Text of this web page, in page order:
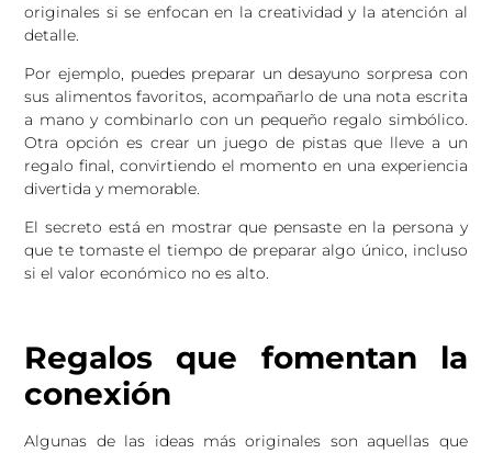
originales si se enfocan en la creatividad y la atención al
detalle.
Por ejemplo, puedes preparar un desayuno sorpresa con
sus alimentos favoritos, acompañarlo de una nota escrita
a mano y combinarlo con un pequeño regalo simbólico.
Otra opción es crear un juego de pistas que lleve a un
regalo final, convirtiendo el momento en una experiencia
divertida y memorable.
El secreto está en mostrar que pensaste en la persona y
que te tomaste el tiempo de preparar algo único, incluso
si el valor económico no es alto.
Regalos que fomentan la
conexión
Algunas de las ideas más originales son aquellas que